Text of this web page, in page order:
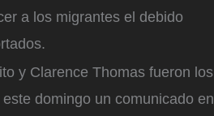
a los migrantes el debido
y Clarence Thomas fueron los
domingo un comunicado en